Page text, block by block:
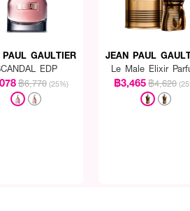
ALCOHOL
ALPHA-
FAQ:
● น้ำหอม
GAULTIER
EDP
฿6,770 (25%)
JEAN PAUL
Le Male Elixir
฿3,465฿4,620